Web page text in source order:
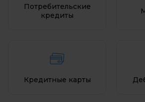
Воронежская область
Еврейская автономная
Потребительские
кредиты
Кредитные карты